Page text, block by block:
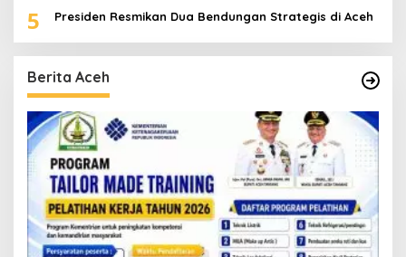
5 Presiden Resmikan Dua Bendungan Strategis di Aceh
Berita Aceh